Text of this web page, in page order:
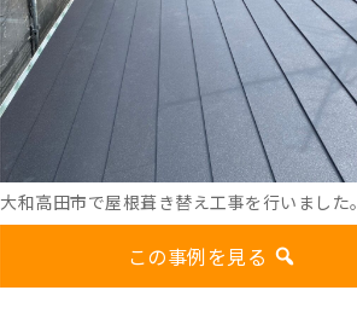
大和高田市で屋根葺き替え工事を行いました。
この事例を見る